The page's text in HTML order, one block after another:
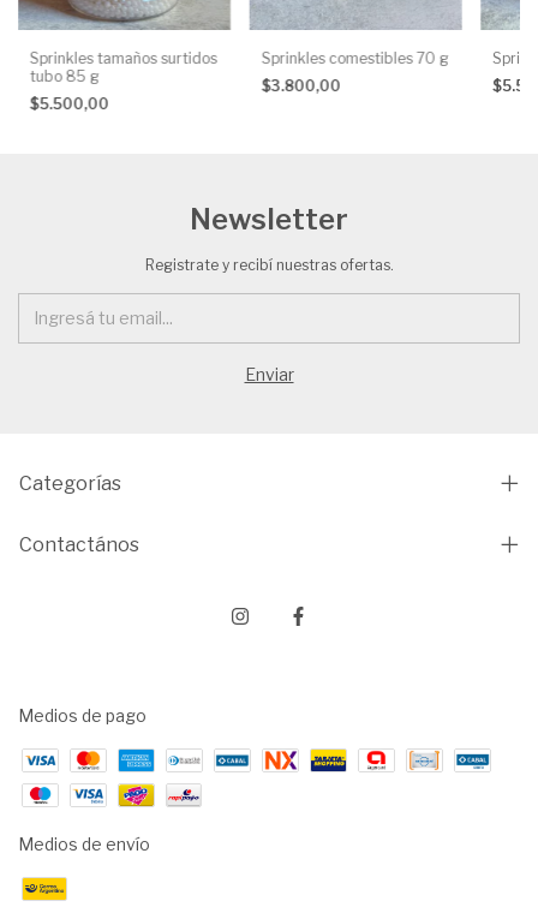
Sprinkles tamaños surtidos
tubo 85 g
$5.500,00
Sprinkles comestibles 70 g
$3.800,00
Newsletter
Registrate y recibí nuestras ofertas.
Categorías
Contactános
Medios de pago
Medios de envío